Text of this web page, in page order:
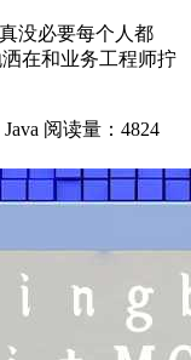
没必要每个人都
在和业务工程师拧
阅读量：4824